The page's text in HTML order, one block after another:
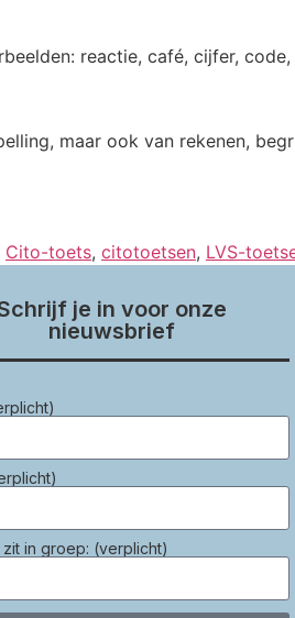
reactie, café, cijfer,
maar ook van rekenen,
Cito-toets, citotoetsen, LVS-
je in voor onze
nieuwsbrief
zit in groep: (verplicht)